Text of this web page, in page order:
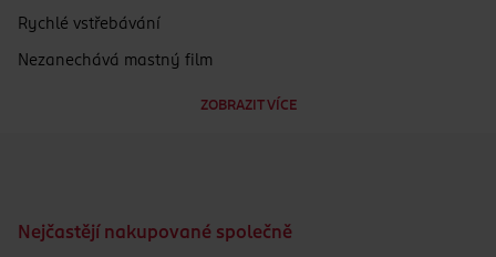
Rychlé vstřebávání
Nezanechává mastný film
Podporuje dlouhotrvající opálení
Složení bez mikroplastů
ZOBRAZIT VÍCE
Nejčastějí nakupované společně